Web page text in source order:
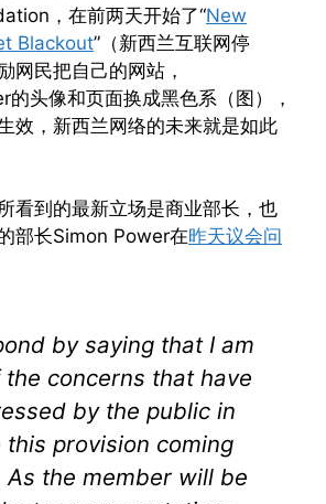
，在前两天开始了“New
Blackout”（新西兰互联网停
网民把自己的网站，
头像和页面换成黑色系（图），
效，新西兰网络的未来就是如此
看到的最新立场是商业部长，也
部长Simon Power在昨天议会问
by saying that I am
concerns that have
by the public in
provision coming
the member will be